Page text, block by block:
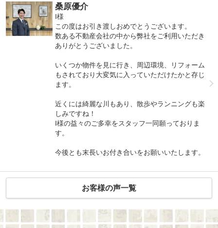
桑原優介
I様
この度はお引き渡しおめでとうございます。
数ある不動産会社の中から弊社をご利用いただき
ありがとうございました。
いくつか物件を見に行き、周辺環境、リフォーム
もされており大変気に入っていただけたかと存じ
ます。
近くには綺麗な川もあり、散歩やランニングも楽
しみですね！
I様の益々のご多幸をスタッフ一同願っておりま
す。
今後とも末長いお付き合いをお願いいたします。
お客様の声一覧